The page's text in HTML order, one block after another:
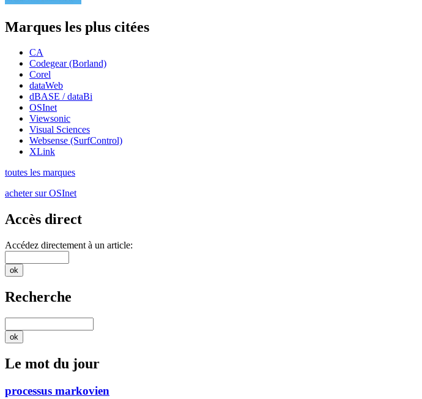
Marques les plus citées
CA
Codegear (Borland)
Corel
dataWeb
dBASE / dataBi
OSInet
Viewsonic
Visual Sciences
Websense (SurfControl)
XLink
toutes les marques
acheter sur OSInet
Accès direct
Accédez directement à un article:
Recherche
Le mot du jour
processus markovien